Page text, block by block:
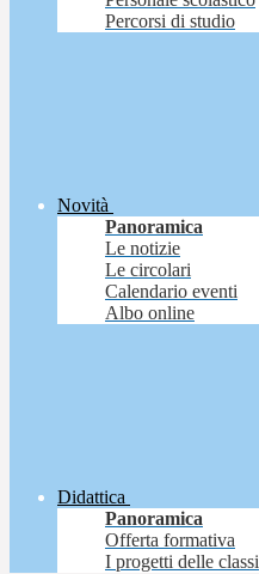
Percorsi di studio
Novità
Panoramica
Le notizie
Le circolari
Calendario eventi
Albo online
Didattica
Panoramica
Offerta formativa
I progetti delle classi